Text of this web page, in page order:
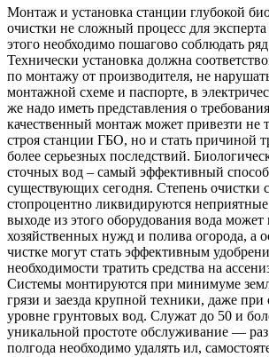
Монтаж и установка станции глубокой
очистки не сложный процесс для эксперта
этого необходимо пошагово соблюдать
Технически установка должна
по монтажу от производителя, не
монтажной схеме и паспорте, в
же надо иметь представления о
качественный монтаж может привезти не
строя станции ГБО, но и стать причиной
более серьезных последствий.
сточных вод – самый эффективный способ
существующих сегодня. Степень очистки
стопроцентно ликвидируются
выходе из этого оборудования вода может
хозяйственных нужд и полива огорода, а
чистке могут стать эффективным
необходимости тратить средства на
Системы монтируются при минимуме
грязи и заезда крупной техники, даже
уровне грунтовых вод. Служат до 50 и
уникальной простоте обслуживание —
полгода необходимо удалять ил,